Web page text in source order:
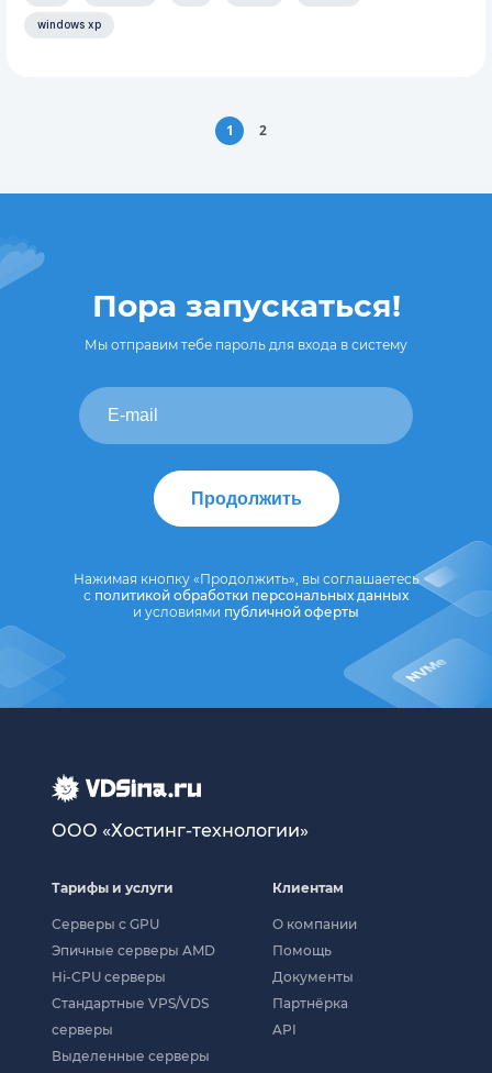
windows xp
1 2
Пора запускаться!
Мы отправим тебе пароль для входа в систему
Продолжить
Нажимая кнопку «Продолжить», вы соглашаетесь
с политикой обработки персональных данных
и условиями публичной оферты
ООО «Хостинг-технологии»
Тарифы и услуги
Серверы с GPU
Эпичные серверы AMD
Hi-CPU серверы
Стандартные VPS/VDS
серверы
Выделенные серверы
Клиентам
О компании
Помощь
Документы
Партнёрка
API